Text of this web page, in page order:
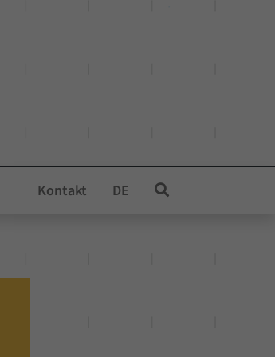
Kontakt DE